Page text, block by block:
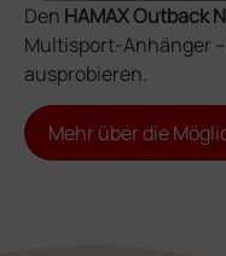
Den HAMAX Outback
Multisport-Anhänger
ausprobieren.
Mehr über die